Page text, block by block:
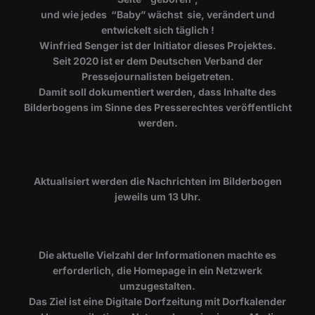
und wie jedes “Baby” wächst sie, verändert und
entwickelt sich täglich !
Winfried Senger ist der Initiator dieses Projektes.
Seit 2020 ist er dem Deutschen Verband der
Pressejournalisten beigetreten.
Damit soll dokumentiert werden, dass Inhalte des
Bilderbogens im Sinne des Presserechtes veröffentlicht
werden.
​Aktualisiert werden die Nachrichten im Bilderbogen
jeweils um 13 Uhr.
Die aktuelle Vielzahl der Informationen machte es
erforderlich, die Homepage in ein Netzwerk
umzugestalten.
Das Ziel ist eine Digitale Dorfzeitung mit Dorfkalender